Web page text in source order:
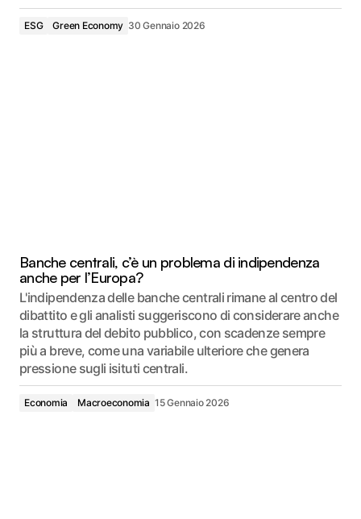
ESG Green Economy 30 Gennaio 2026
Banche centrali, c’è un problema di indipendenza
anche per l’Europa?
L'indipendenza delle banche centrali rimane al centro del
dibattito e gli analisti suggeriscono di considerare anche
la struttura del debito pubblico, con scadenze sempre
più a breve, come una variabile ulteriore che genera
pressione sugli isituti centrali.
Economia Macroeconomia 15 Gennaio 2026